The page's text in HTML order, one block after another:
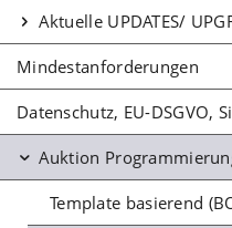
Aktuelle UPDATES/
Mindestanforderungen
Datenschutz, EU-DSGVO,
Auktion
Template basierend